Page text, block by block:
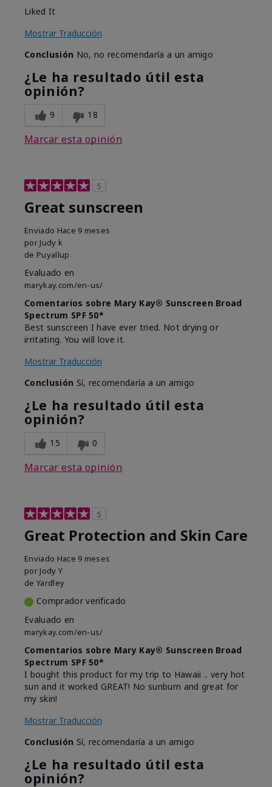
Liked It
Mostrar Traducción
Conclusión No, no recomendaría a un amigo
¿Le ha resultado útil esta
opinión?
9 18
Marcar esta opinión
5
Great sunscreen
Enviado Hace 9 meses
por Judy k
de Puyallup
Evaluado en
marykay.com/en-us/
Comentarios sobre Mary Kay® Sunscreen Broad
Spectrum SPF 50*
Best sunscreen I have ever tried. Not drying or
irritating. You will love it.
Mostrar Traducción
Conclusión Sí, recomendaría a un amigo
¿Le ha resultado útil esta
opinión?
15 0
Marcar esta opinión
5
Great Protection and Skin Care
Enviado Hace 9 meses
por Jody Y
de Yardley
Comprador verificado
Evaluado en
marykay.com/en-us/
Comentarios sobre Mary Kay® Sunscreen Broad
Spectrum SPF 50*
I bought this product for my trip to Hawaii .. very hot
sun and it worked GREAT! No sunburn and great for
my skin!
Mostrar Traducción
Conclusión Sí, recomendaría a un amigo
¿Le ha resultado útil esta
opinión?